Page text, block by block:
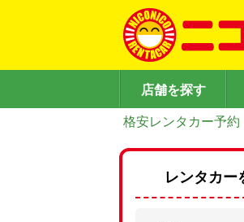
店舗を探す
格安レンタカー予約
レンタカー